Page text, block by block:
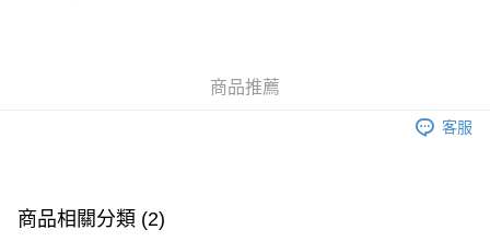
商品推薦
客服
商品相關分類 (2)